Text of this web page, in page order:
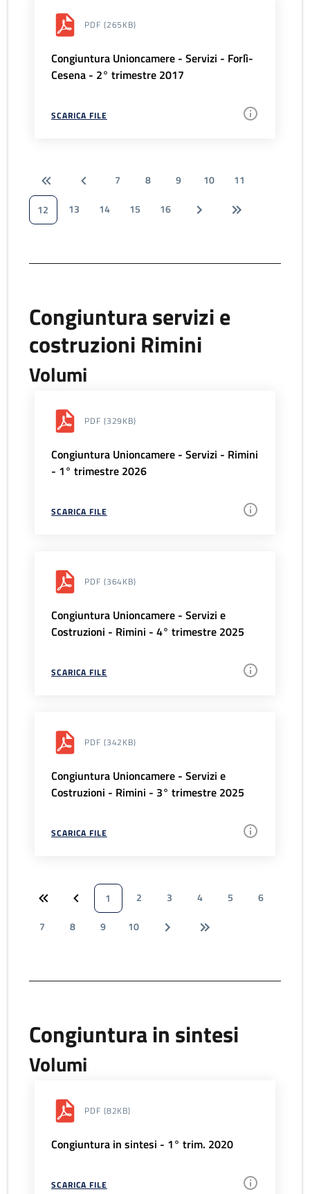
PDF (265KB)
Congiuntura Unioncamere - Servizi - Forlì-
Cesena - 2° trimestre 2017
SCARICA FILE
7 8 9 10
11
12
13 14 15 16
Congiuntura servizi e
costruzioni Rimini
Volumi
PDF (329KB)
Congiuntura Unioncamere - Servizi - Rimini
- 1° trimestre 2026
SCARICA FILE
PDF (364KB)
Congiuntura Unioncamere - Servizi e
Costruzioni - Rimini - 4° trimestre 2025
SCARICA FILE
PDF (342KB)
Congiuntura Unioncamere - Servizi e
Costruzioni - Rimini - 3° trimestre 2025
SCARICA FILE
1 2 3 4 5
6
7
8 9 10
Congiuntura in sintesi
Volumi
PDF (82KB)
Congiuntura in sintesi - 1° trim. 2020
SCARICA FILE